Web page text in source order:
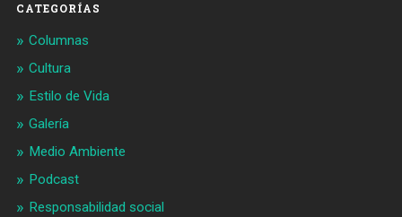
CATEGORÍAS
Columnas
Cultura
Estilo de Vida
Galería
Medio Ambiente
Podcast
Responsabilidad social